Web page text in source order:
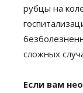
рубцы на
сложных
Если вам